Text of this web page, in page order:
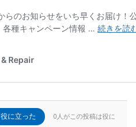
役に立った 0人がこの投稿は役に